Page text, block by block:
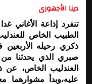
دينا الأجهورى
تنفرد إذاعة الأغاني
الطبيب الخاص
ذكري رحيله
صبري الذي يحدثنا
العندليب الخاص،
عليه،وبدأ